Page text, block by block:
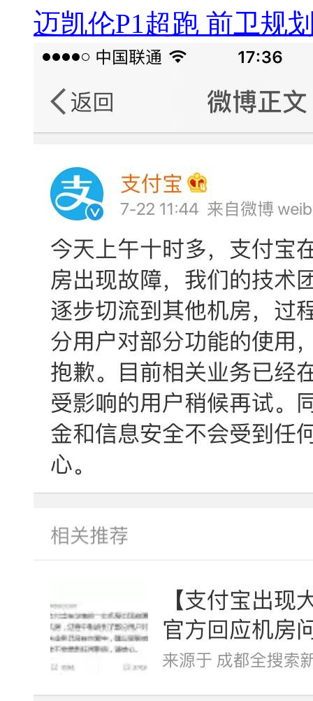
迈凯伦P1超跑 前卫规